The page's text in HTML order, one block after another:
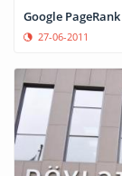
27-06-2011